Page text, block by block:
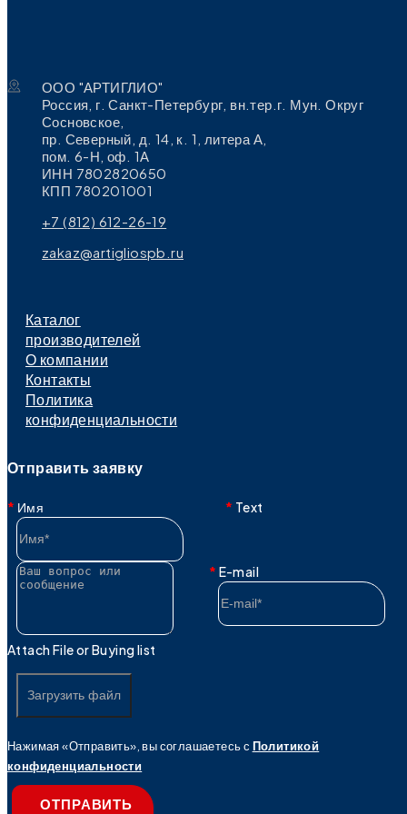
ООО "АРТИГЛИО"
Россия, г. Санкт-Петербург, вн.тер.г. Мун. Округ
Сосновское,
пр. Северный, д. 14, к. 1, литера А,
пом. 6-Н, оф. 1А
ИНН 7802820650
КПП 780201001
+7 (812) 612-26-19
zakaz@artigliospb.ru
Каталог
производителей
О компании
Контакты
Политика
конфиденциальности
Отправить заявку
Имя
E-mail
Text
Attach File or Buying list
Загрузить файл
Нажимая «Отправить», вы соглашаетесь с Политикой
конфиденциальности
ОТПРАВИТЬ